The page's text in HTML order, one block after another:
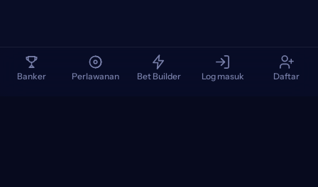
Banker Perlawanan Bet Builder Log masuk Daftar